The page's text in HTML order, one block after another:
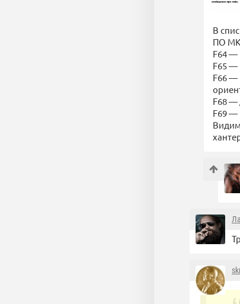
В
ПО
F64 —
F65 —
F66 —
F68 —
F69 —